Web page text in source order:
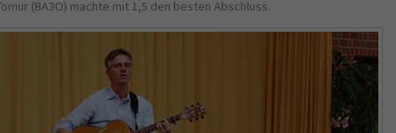
(BA3O) machte mit 1,5 den besten Abschluss.